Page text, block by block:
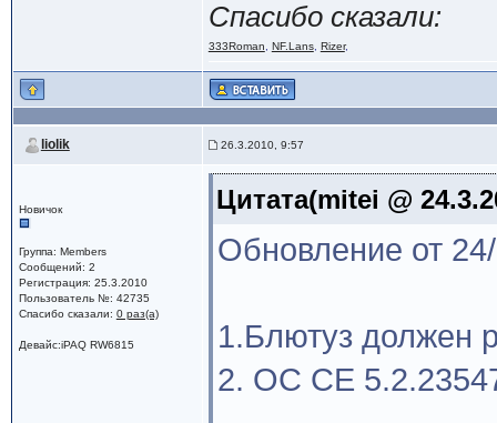
Спасибо сказали:
333Roman NF.Lans, Rizer,
liolik 26.3.2010, 9:57
Новичок
Группа: Members
Сообщений: 2
Регистрация: 25.3.2010
Пользователь №: 42735
Спасибо сказали: 0 раз(а)
Девайс:iPAQ RW6815
Цитата(mitei @
Обновление от
1.Блютуз должен
2. OC CE